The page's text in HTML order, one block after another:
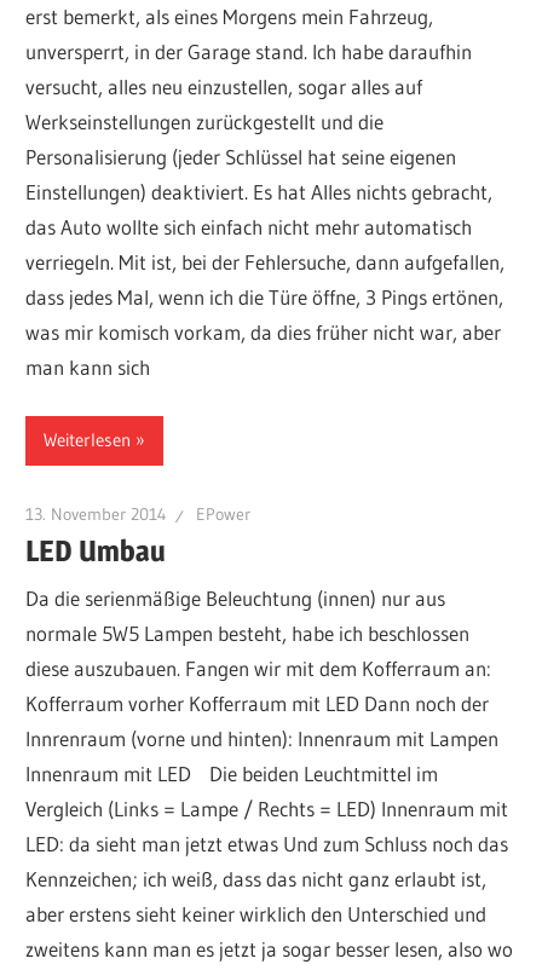
erst bemerkt, als eines Morgens mein Fahrzeug,
unversperrt, in der Garage stand. Ich habe daraufhin
versucht, alles neu einzustellen, sogar alles auf
Werkseinstellungen zurückgestellt und die
Personalisierung (jeder Schlüssel hat seine eigenen
Einstellungen) deaktiviert. Es hat Alles nichts gebracht,
das Auto wollte sich einfach nicht mehr automatisch
verriegeln. Mit ist, bei der Fehlersuche, dann aufgefallen,
dass jedes Mal, wenn ich die Türe öffne, 3 Pings ertönen,
was mir komisch vorkam, da dies früher nicht war, aber
man kann sich
Weiterlesen
13. November 2014 EPower
LED Umbau
Da die serienmäßige Beleuchtung (innen) nur aus
normale 5W5 Lampen besteht, habe ich beschlossen
diese auszubauen. Fangen wir mit dem Kofferraum an:
Kofferraum vorher Kofferraum mit LED Dann noch der
Innrenraum (vorne und hinten): Innenraum mit Lampen
Innenraum mit LED Die beiden Leuchtmittel im
Vergleich (Links = Lampe / Rechts = LED) Innenraum mit
LED: da sieht man jetzt etwas Und zum Schluss noch das
Kennzeichen; ich weiß, dass das nicht ganz erlaubt ist,
aber erstens sieht keiner wirklich den Unterschied und
zweitens kann man es jetzt ja sogar besser lesen, also wo